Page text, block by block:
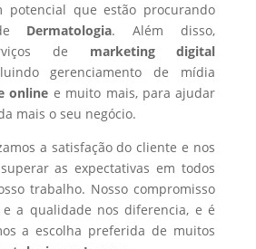
potencial que estão procurando
Dermatologia. Além disso,
de marketing digital
gerenciamento de mídia
online e muito mais, para ajudar
mais o seu negócio.
a satisfação do cliente e nos
as expectativas em todos
trabalho. Nosso compromisso
e a qualidade nos diferencia, e é
a escolha preferida de muitos